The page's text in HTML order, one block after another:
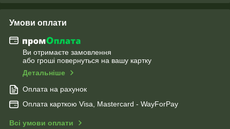
Умови оплати
Ви отримаєте замовлення
або гроші повернуться на вашу картку
Детальніше
Оплата на рахунок
Оплата карткою Visa, Mastercard - WayForPay
Всі умови оплати